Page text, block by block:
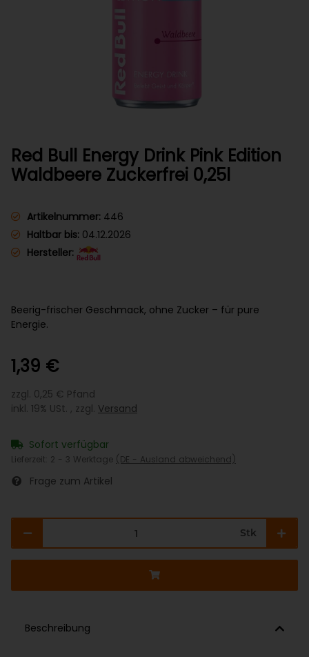
Red Bull Energy Drink Pink Edition
Waldbeere Zuckerfrei 0,25l
Artikelnummer: 446
Haltbar bis: 04.12.2026
Hersteller:
Beerig-frischer Geschmack, ohne Zucker – für pure
Energie.
1,39 €
zzgl. 0,25 € Pfand
inkl. 19% USt. , zzgl. Versand
Sofort verfügbar
Lieferzeit: 2 - 3 Werktage (DE - Ausland abweichend)
Frage zum Artikel
Stk
Beschreibung